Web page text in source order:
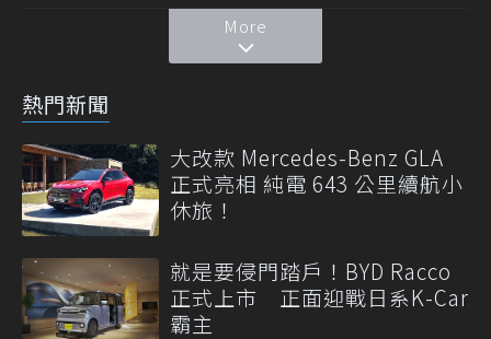
More
熱門新聞
大改款 Mercedes-Benz GLA
正式亮相 純電 643 公里續航小
休旅！
就是要侵門踏戶！BYD Racco
正式上市 正面迎戰日系K-Car
霸主